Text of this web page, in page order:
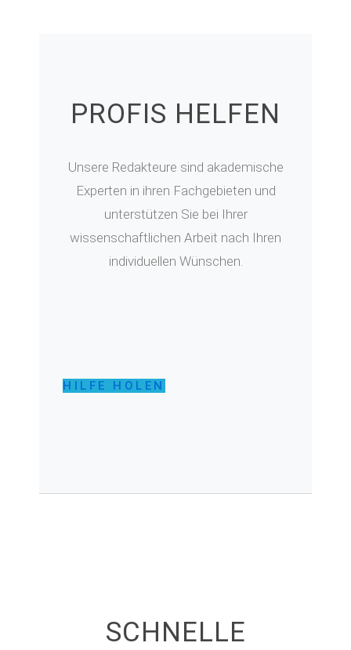
PROFIS HELFEN
Unsere Redakteure sind akademische
Experten in ihren Fachgebieten und
unterstützen Sie bei Ihrer
wissenschaftlichen Arbeit nach Ihren
individuellen Wünschen.
HILFE HOLEN
SCHNELLE